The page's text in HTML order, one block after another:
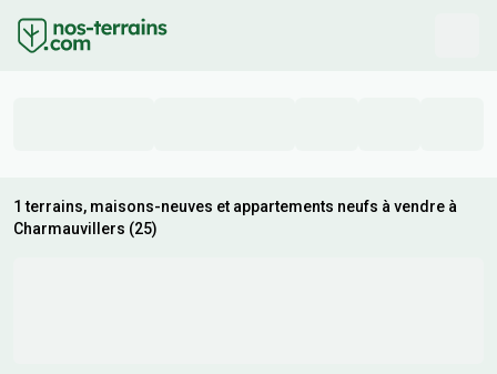
1 terrains, maisons-neuves et appartements neufs à vendre à
Charmauvillers (25)